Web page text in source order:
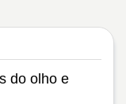
do olho e